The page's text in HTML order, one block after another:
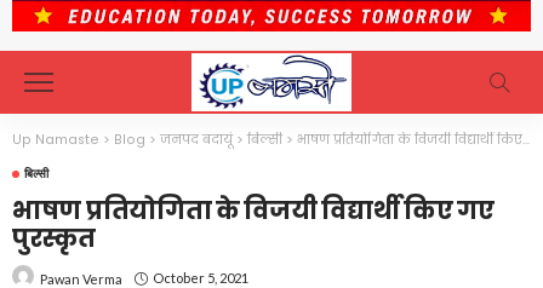
Up Namaste > Blog > जनपद बदायूं>बिल्सी > भाषण प्रतियोगिता के विजयी विद्यार्थी किए गए पुरस्कृत
बिल्सी
भाषण प्रतियोगिता के विजयी विद्यार्थी किए गए
पुरस्कृत
Pawan Verma October 5, 2021